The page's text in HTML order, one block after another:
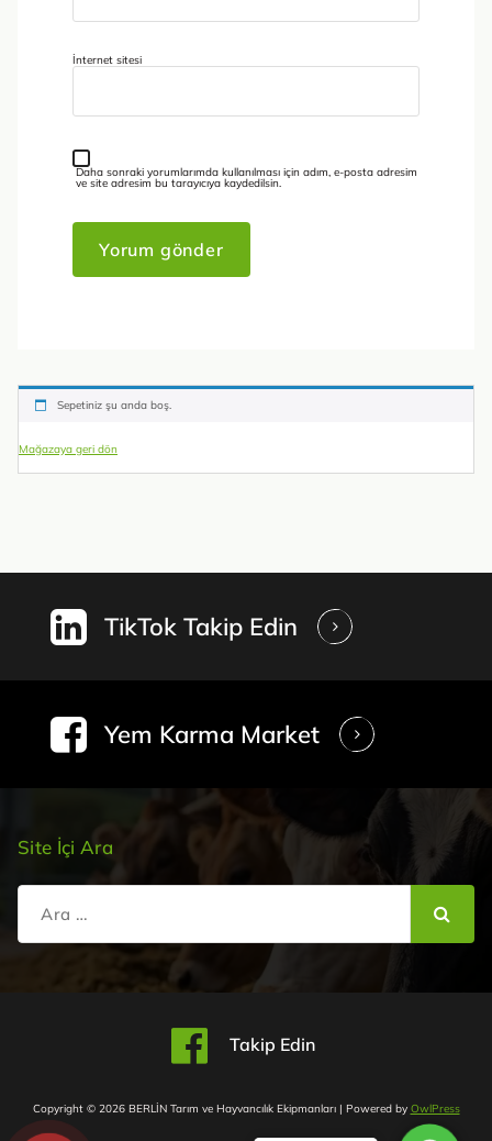
İnternet sitesi
Daha sonraki yorumlarımda kullanılması için adım, e-posta adresim
ve site adresim bu tarayıcıya kaydedilsin.
Sepetiniz şu anda boş.
Mağazaya geri dön
TikTok Takip Edin
Yem Karma Market
Site İçi Ara
Şunu
Takip Edin
Copyright © 2026 BERLİN Tarım ve Hayvancılık Ekipmanları | Powered by OwlPress